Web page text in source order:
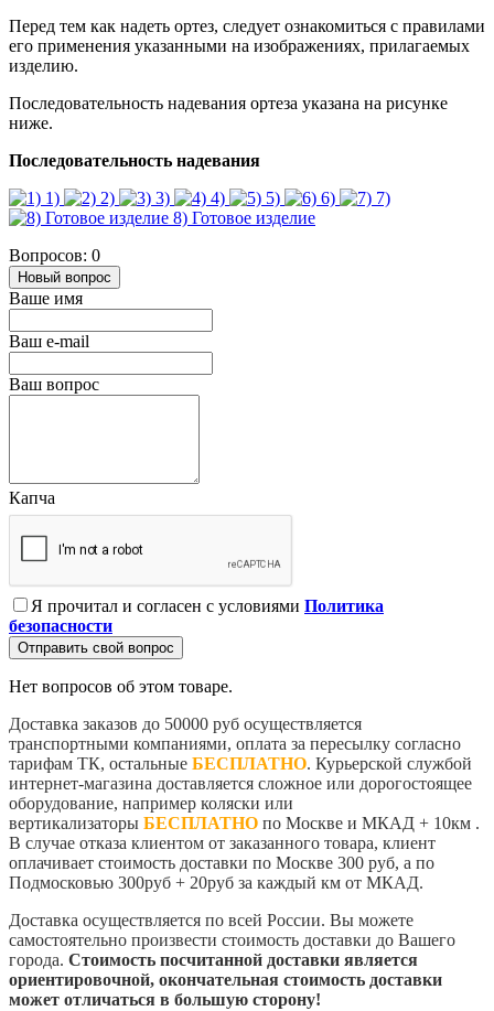
Перед тем как надеть ортез, следует ознакомиться с правилами
его применения указанными на изображениях, прилагаемых
изделию.
Последовательность надевания ортеза указана на рисунке
ниже.
Последовательность надевания
1)
2) 3) 4) 5) 6)
7)
8) Готовое изделие
Вопросов: 0
Новый вопрос
Ваше имя
Ваш e-mail
Ваш вопрос
Капча
Я прочитал и согласен с условиями Политика
безопасности
Отправить свой вопрос
Нет вопросов об этом товаре.
Доставка заказов до 50000 руб осуществляется
транспортными компаниями, оплата за пересылку согласно
тарифам ТК, остальные БЕСПЛАТНО. Курьерской службой
интернет-магазина доставляется сложное или дорогостоящее
оборудование, например коляски или
вертикализаторы БЕСПЛАТНО по Москве и МКАД + 10км .
В случае отказа клиентом от заказанного товара, клиент
оплачивает стоимость доставки по Москве 300 руб, а по
Подмосковью 300руб + 20руб за каждый км от МКАД.
Доставка осуществляется по всей России. Вы можете
самостоятельно произвести стоимость доставки до Вашего
города. Стоимость посчитанной доставки является
ориентировочной, окончательная стоимость доставки
может отличаться в большую сторону!